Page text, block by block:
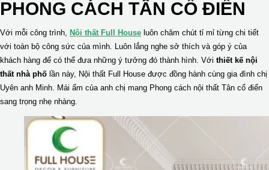
PHONG CÁCH TÂN CỔ ĐIỂN
Với mỗi công trình, Nội thất Full House luôn chăm chút tỉ mỉ từng chi tiết
với toàn bộ công sức của mình. Luôn lắng nghe sở thích và góp ý của
khách hàng để có thể đưa những ý tưởng đó thành hình. Với thiết kế nội
thất nhà phố lần này, Nội thất Full House được đồng hành cùng gia đình chị
Uyên anh Minh. Mái ấm của anh chị mang Phong cách nội thất Tân cổ điển
sang trọng nhẹ nhàng.